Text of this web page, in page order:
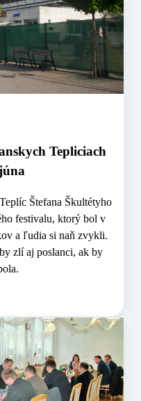
Tepliciach
Štefana Škultétyho
festivalu, ktorý bol v
a ľudia si naň zvykli.
zlí aj poslanci, ak by